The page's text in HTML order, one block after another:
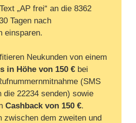
„AP frei“ an die 8362
Tagen nach
einsparen.
Neukunden von einem
in Höhe von 150 € bei
(SMS
die 22234 senden) sowie
Cashback von 150 €.
zwischen dem zweiten und